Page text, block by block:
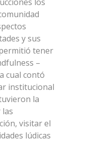
los
y sus
tener
–
cual contó
institucional
la
visitar el
lúdicas